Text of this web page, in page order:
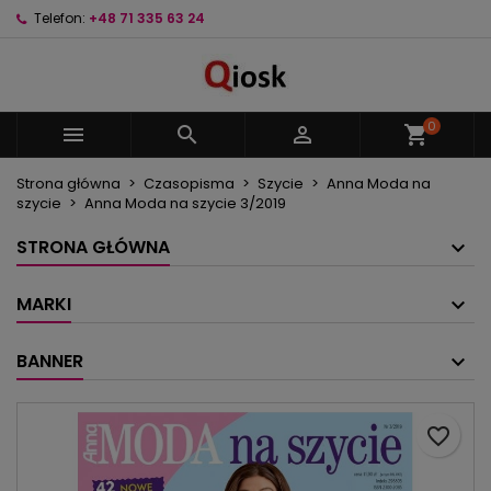
Telefon: +48 71 335 63 24
   shopping_cart0
Strona główna Czasopisma Szycie
Anna Moda na
szycie
Anna Moda na szycie 3/2019
STRONA GŁÓWNA
MARKI
BANNER
favorite_border
Nazwa listy życzeń
Anuluj
Musisz być zalogowany by zapisać produkty na
swojej liście życzeń.
Anuluj Zaloguj się